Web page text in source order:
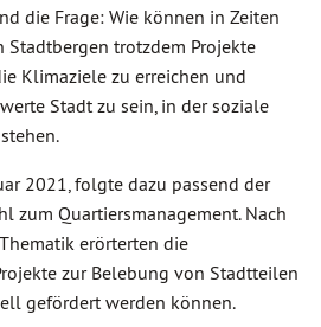
die Frage: Wie können in Zeiten
Stadtbergen trotzdem Projekte
Klimaziele zu erreichen und
Stadt zu sein, in der soziale
2021, folgte dazu passend der
zum Quartiersmanagement. Nach
erörterten die
zur Belebung von Stadtteilen
gefördert werden können.